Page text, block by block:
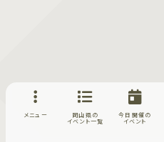
メニュー
岡山県の
イベント一覧
今日開催の
イベント